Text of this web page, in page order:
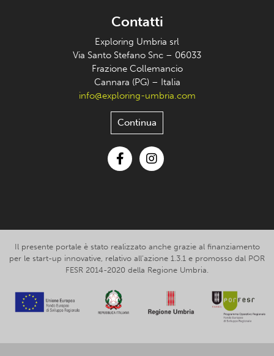
Contatti
Exploring Umbria srl
Via Santo Stefano Snc – 06033
Frazione Collemancio
Cannara (PG) – Italia
info@exploring-umbria.com
Continua
Il presente portale è stato realizzato anche grazie al finanziamento
per le start-up innovative, relativo all’azione 1.3.1 e promosso dal POR
FESR 2014-2020 della Regione Umbria.